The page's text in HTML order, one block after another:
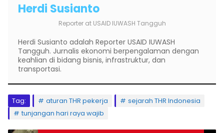
Herdi Susianto
Reporter at USAID IUWASH Tangguh
Herdi Susianto adalah Reporter USAID IUWASH
Tangguh. Jurnalis ekonomi berpengalaman dengan
keahlian di bidang bisnis, infrastruktur, dan
transportasi.
Tag: aturan THR pekerja
sejarah THR Indonesia
tunjangan hari raya wajib